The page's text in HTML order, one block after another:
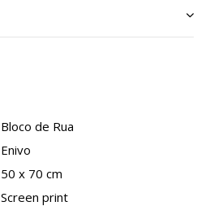
Bloco de Rua
Enivo
50 x 70 cm
Screen print